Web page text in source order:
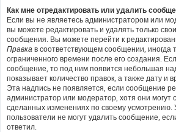
Как мне отредактировать или удалить
Если вы не являетесь администратором или
вы можете редактировать и удалять только
сообщения. Вы можете перейти к
Правка в соответствующем сообщении, иногда
ограниченного времени после его создания.
сообщение, то под ним появится небольшая
показывает количество правок, а также дату и
Эта надпись не появляется, если сообщение
администратор или модератор, хотя они могут
сделанных изменениях по своему усмотрению.
пользователи не могут удалить сообщение,
ответил.